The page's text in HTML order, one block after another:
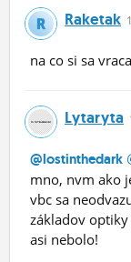
Raketak
na co si sa
Lytaryta
@lostinthedark
mno, nvm ako
vbc sa
základov optiky
asi nebolo!